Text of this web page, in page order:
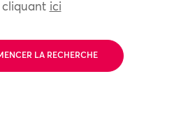
cliquant ici
LA RECHERCHE